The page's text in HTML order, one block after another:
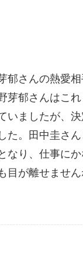
郁さんの熱愛
芽郁さんはこ
いましたが、
た。田中圭さ
なり、仕事に
目が離せません